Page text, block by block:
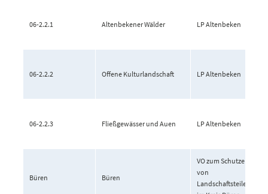
06-2.2.1 Altenbekener Wälder LP Altenbeken
06-2.2.2 Offene Kulturlandschaft LP Altenbeken
06-2.2.3 Fließgewässer und Auen LP Altenbeken
Büren Büren
VO zum Schutze
von
Landschaftsteilen